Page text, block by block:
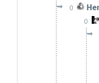
0
0